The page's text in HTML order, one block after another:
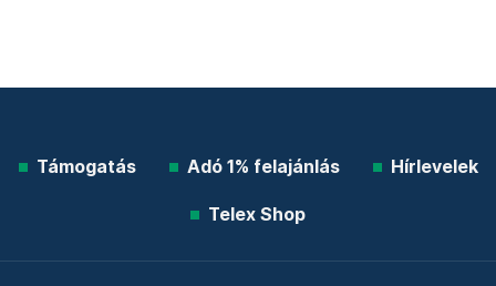
Támogatás Adó 1% felajánlás Hírlevelek
Telex Shop